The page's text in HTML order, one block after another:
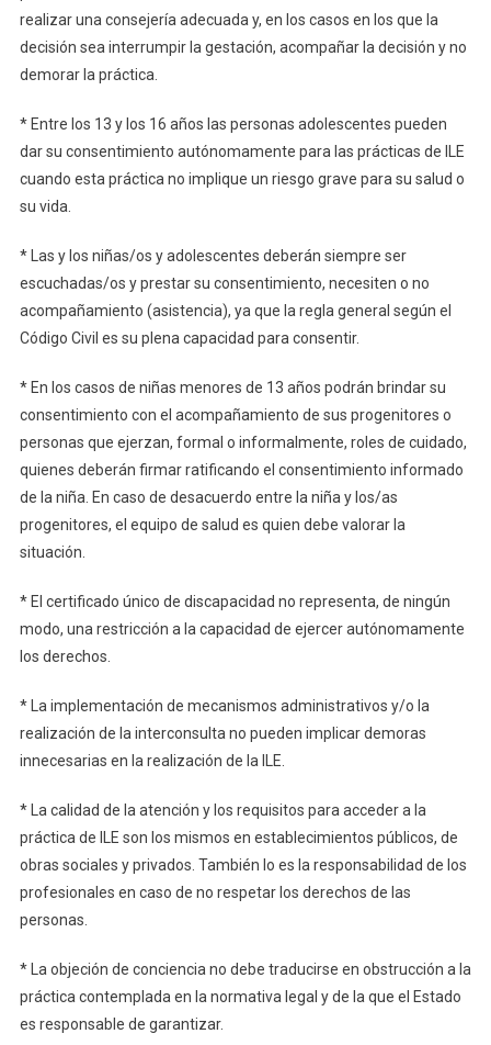
realizar una consejería adecuada y, en los casos en los que la
decisión sea interrumpir la gestación, acompañar la decisión y no
demorar la práctica.
* Entre los 13 y los 16 años las personas adolescentes pueden
dar su consentimiento autónomamente para las prácticas de ILE
cuando esta práctica no implique un riesgo grave para su salud o
su vida.
* Las y los niñas/os y adolescentes deberán siempre ser
escuchadas/os y prestar su consentimiento, necesiten o no
acompañamiento (asistencia), ya que la regla general según el
Código Civil es su plena capacidad para consentir.
* En los casos de niñas menores de 13 años podrán brindar su
consentimiento con el acompañamiento de sus progenitores o
personas que ejerzan, formal o informalmente, roles de cuidado,
quienes deberán firmar ratificando el consentimiento informado
de la niña. En caso de desacuerdo entre la niña y los/as
progenitores, el equipo de salud es quien debe valorar la
situación.
* El certificado único de discapacidad no representa, de ningún
modo, una restricción a la capacidad de ejercer autónomamente
los derechos.
* La implementación de mecanismos administrativos y/o la
realización de la interconsulta no pueden implicar demoras
innecesarias en la realización de la ILE.
* La calidad de la atención y los requisitos para acceder a la
práctica de ILE son los mismos en establecimientos públicos, de
obras sociales y privados. También lo es la responsabilidad de los
profesionales en caso de no respetar los derechos de las
personas.
* La objeción de conciencia no debe traducirse en obstrucción a la
práctica contemplada en la normativa legal y de la que el Estado
es responsable de garantizar.